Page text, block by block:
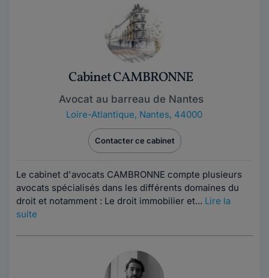
Cabinet CAMBRONNE
Avocat au barreau de Nantes
Loire-Atlantique, Nantes, 44000
Contacter ce cabinet
Le cabinet d'avocats CAMBRONNE compte plusieurs
avocats spécialisés dans les différents domaines du
droit et notamment : Le droit immobilier et... Lire la
suite